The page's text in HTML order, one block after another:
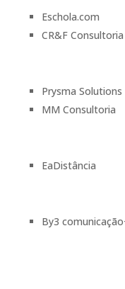
Eschola.com
CR&F Consultoria
Prysma Solutions
MM Consultoria
EaDistância
By3